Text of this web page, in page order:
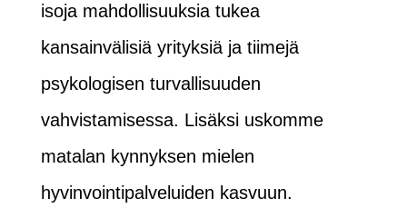
isoja mahdollisuuksia tukea
kansainvälisiä yrityksiä ja tiimejä
psykologisen turvallisuuden
vahvistamisessa. Lisäksi uskomme
matalan kynnyksen mielen
hyvinvointipalveluiden kasvuun.